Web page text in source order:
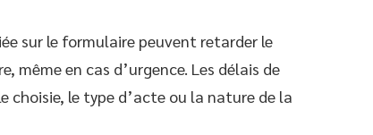
sur le formulaire peuvent retarder le
même en cas d’urgence. Les délais de
choisie, le type d’acte ou la nature de la